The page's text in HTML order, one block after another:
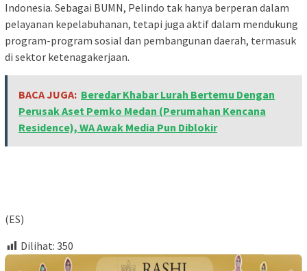
Indonesia. Sebagai BUMN, Pelindo tak hanya berperan dalam
pelayanan kepelabuhanan, tetapi juga aktif dalam mendukung
program-program sosial dan pembangunan daerah, termasuk
di sektor ketenagakerjaan.
BACA JUGA: Beredar Khabar Lurah Bertemu Dengan
Perusak Aset Pemko Medan (Perumahan Kencana
Residence), WA Awak Media Pun Diblokir
(ES)
Dilihat: 350